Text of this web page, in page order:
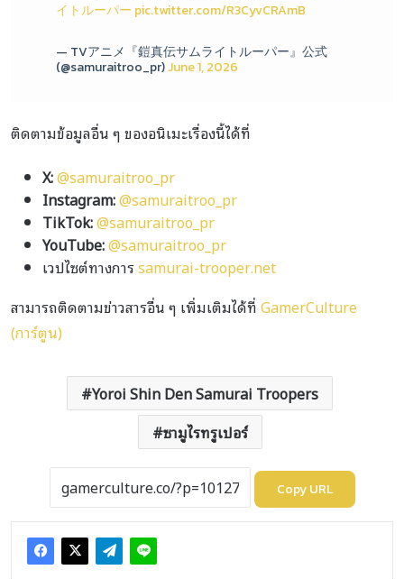
イトルーパー pic.twitter.com/R3CyvCRAmB
— TVアニメ『鎧真伝サムライトルーパー』公式
(@samuraitroo_pr)June 1, 2026
ติดตามข้อมูลอื่น ๆ ของอนิเมะเรื่องนี้ได้ที่
X:@samuraitroo_pr
Instagram:@samuraitroo_pr
TikTok:@samuraitroo_pr
YouTube:@samuraitroo_pr
เวปไซต์ทางการsamurai-trooper.net
สามารถติดตามข่าวสารอื่น ๆ เพิ่มเติมได้ที่GamerCulture
(การ์ตูน)
Yoroi Shin Den Samurai Troopers
ซามูไรทรูเปอร์
Copy URL